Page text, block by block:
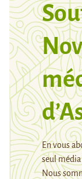
En vous
seul média
Nous